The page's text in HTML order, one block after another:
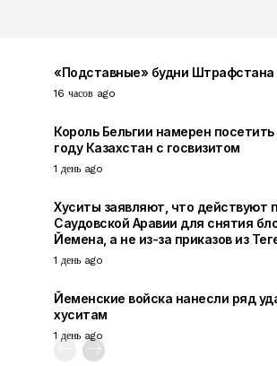
«Подставные» будни Штрафстана
16 часов ago
Король Бельгии намерен посетить
году Казахстан с госвизитом
1 день ago
Хуситы заявляют, что действуют
Саудовской Аравии для снятия
Йемена, а не из-за приказов из
1 день ago
Йеменские войска нанесли ряд
хуситам
1 день ago